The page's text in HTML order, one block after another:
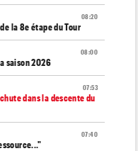
08:20
la 8e étape du Tour
08:00
saison 2026
07:53
dans la descente du
07:40